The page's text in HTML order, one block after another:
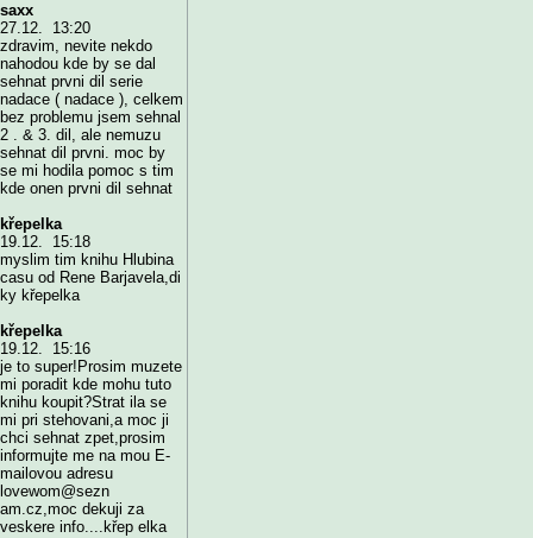
saxx
27.12. 13:20
zdravim, nevite nekdo
nahodou kde by se dal
sehnat prvni dil serie
nadace ( nadace ), celkem
bez problemu jsem sehnal
2 . & 3. dil, ale nemuzu
sehnat dil prvni. moc by
se mi hodila pomoc s tim
kde onen prvni dil sehnat
křepelka
19.12. 15:18
myslim tim knihu Hlubina
casu od Rene Barjavela,di
ky křepelka
křepelka
19.12. 15:16
je to super!Prosim muzete
mi poradit kde mohu tuto
knihu koupit?Strat ila se
mi pri stehovani,a moc ji
chci sehnat zpet,prosim
informujte me na mou E-
mailovou adresu
lovewom@sezn
am.cz,moc dekuji za
veskere info....křep elka